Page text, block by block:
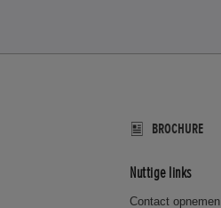
BROCHURE
Nuttige links
Contact opnemen